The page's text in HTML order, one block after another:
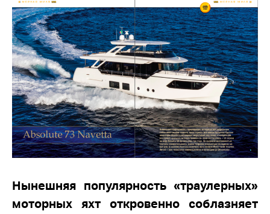
Нынешняя популярность «траулерных»
моторных яхт откровенно соблазняет